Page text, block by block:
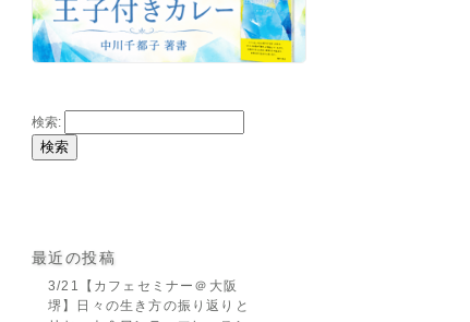
検索:
最近の投稿
3/21【カフェセミナー＠大阪
堺】日々の生き方の振り返りと